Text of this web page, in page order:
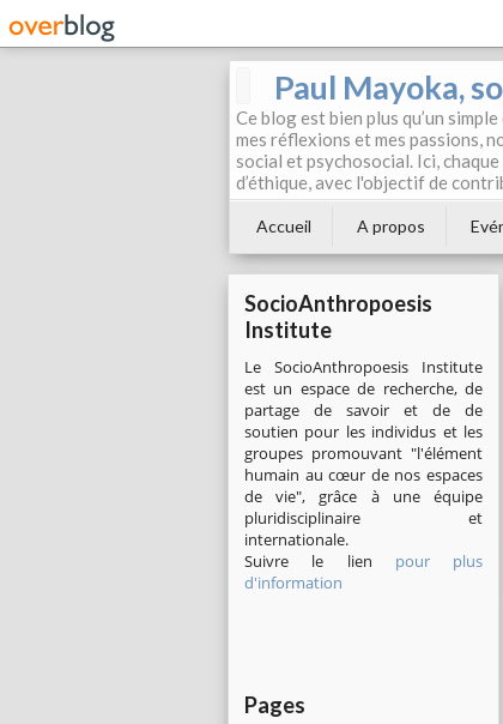
Paul Mayoka,
Ce blog est bien plus qu’un
mes réflexions et mes passions,
social et psychosocial. Ici,
d’éthique, avec l'objectif de
Accueil A propos
SocioAnthropoesis
Institute
Le SocioAnthropoesis Institute
est un espace de recherche, de
partage de savoir et de de
soutien pour les individus et les
groupes promouvant "l'élément
humain au cœur de nos espaces
de vie", grâce à une équipe
pluridisciplinaire et
internationale.
Suivre le lien pour plus
d'information
Pages